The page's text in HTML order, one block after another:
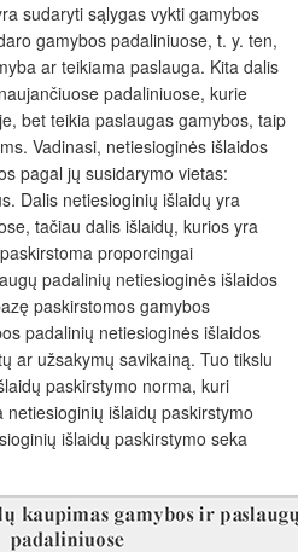
sudaryti sąlygas vykti gamybos
gamybos padaliniuose, t. y. ten,
ar teikiama paslauga. Kita dalis
padaliniuose, kurie
bet teikia paslaugas gamybos, taip
Vadinasi, netiesioginės išlaidos
pagal jų susidarymo vietas:
Dalis netiesioginių išlaidų yra
tačiau dalis išlaidų, kurios yra
proporcingai
padalinių netiesioginės išlaidos
paskirstomos gamybos
padalinių netiesioginės išlaidos
ar užsakymų savikainą. Tuo tikslu
paskirstymo norma, kuri
išlaidų paskirstymo
išlaidų paskirstymo seka